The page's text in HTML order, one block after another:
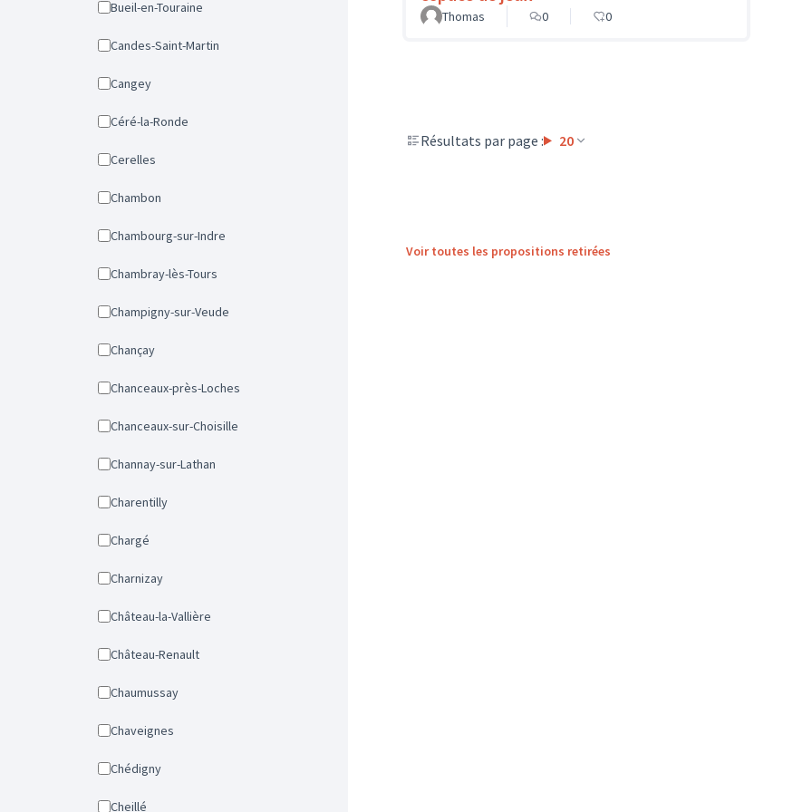
Bueil-en-Touraine
Candes-Saint-Martin
Cangey
Céré-la-Ronde
Cerelles
Chambon
Chambourg-sur-Indre
Chambray-lès-Tours
Champigny-sur-Veude
Chançay
Chanceaux-près-Loches
Chanceaux-sur-Choisille
Channay-sur-Lathan
Charentilly
Chargé
Charnizay
Château-la-Vallière
Château-Renault
Chaumussay
Chaveignes
Chédigny
Cheillé
Thomas
0 0
Résultats par page : 20
Voir toutes les propositions retirées